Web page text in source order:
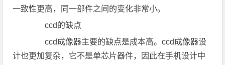
一致性更高，同一部件之间的变化非常小。
ccd的缺点
ccd成像器主要的缺点是成本高。ccd成像器设
计也更加复杂，它不是单芯片器件，因此在手机设计中